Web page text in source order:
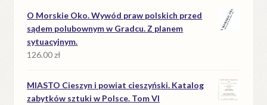
O Morskie Oko. Wywód praw polskich przed
sądem polubownym w Gradcu. Z planem
sytuacyjnym.
126.00zł
MIASTO Cieszyn i powiat cieszyński. Katalog
zabytków sztuki w Polsce. Tom VI